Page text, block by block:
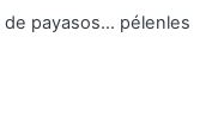
de payasos… pélenles